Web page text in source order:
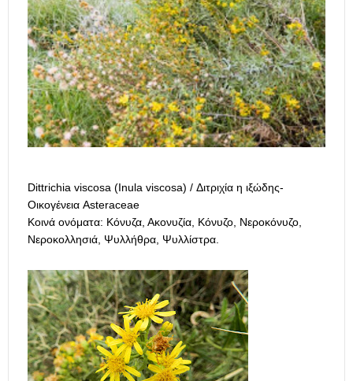
Dittrichia viscosa (Inula viscosa) / Διτριχία η ιξώδης-
Οικογένεια Asteraceae
Κοινά ονόματα: Κόνυζα, Ακονυζία, Κόνυζο, Νεροκόνυζο,
Νεροκολλησιά, Ψυλλήθρα, Ψυλλίστρα.